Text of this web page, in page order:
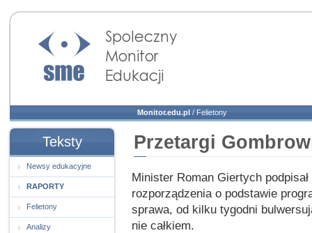
Społeczny Monitor
Edukacji
Monitor.edu.pl / Felietony
Teksty
Newsy edukacyjne
RAPORTY
Felietony
Analizy
Przetargi
Minister Roman Giertych
rozporządzenia o podstawie
sprawa, od kilku tygodni
nie całkiem.